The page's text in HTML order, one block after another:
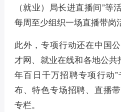
（就业）局长进直播间”等
每周至少组织一场直播带岗
此外，专项行动还在中国
才网、就业在线和各地公
年百日千万招聘专项行动
布、特色专场招聘、直播
专栏。